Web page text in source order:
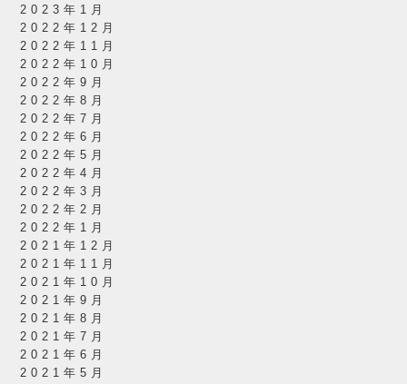
2023年1月
2022年12月
2022年11月
2022年10月
2022年9月
2022年8月
2022年7月
2022年6月
2022年5月
2022年4月
2022年3月
2022年2月
2022年1月
2021年12月
2021年11月
2021年10月
2021年9月
2021年8月
2021年7月
2021年6月
2021年5月